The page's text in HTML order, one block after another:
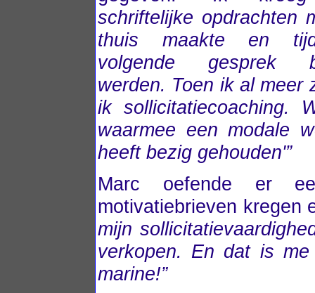
schriftelijke opdrachten
thuis maakte en
volgende gesprek
werden. Toen ik al meer
ik sollicitatiecoaching.
waarmee een modale
heeft bezig gehouden'”
Marc oefende er
motivatiebrieven kregen
mijn
verkopen. En dat is
marine!”